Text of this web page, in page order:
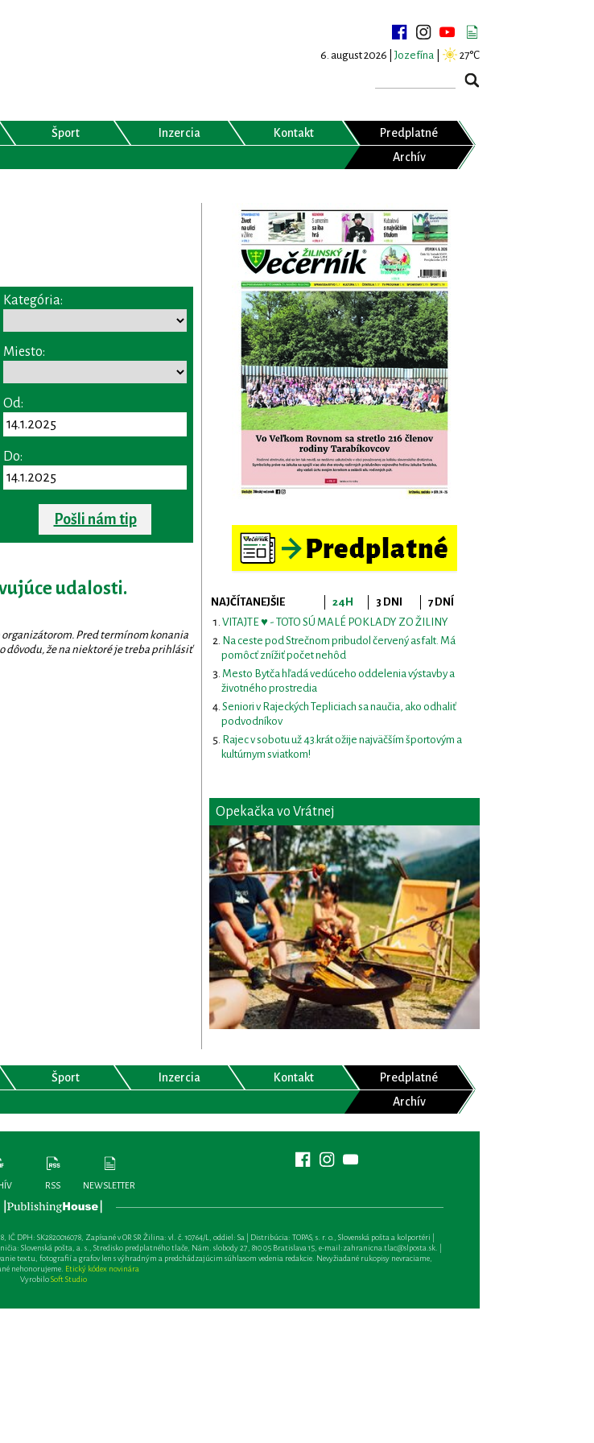
6. august 2026 | Jozefína 27°C
Šport Inzercia Kontakt
Predplatné
Archív
Kategória:
Miesto:
Od:
Do:
Pošli nám tip
udalosti.
Pred termínom konania
dôvodu, že na niektoré je treba prihlásiť
NAJČÍTANEJŠIE 24H 3 DNI
7 DNÍ
VITAJTE ♥ - TOTO SÚ MALÉ POKLADY ZO ŽILINY
Na ceste pod Strečnom pribudol červený asfalt. Má
pomôcť znížiť počet nehôd
Mesto Bytča hľadá vedúceho oddelenia výstavby a
životného prostredia
Seniori v Rajeckých Tepliciach sa naučia, ako odhaliť
podvodníkov
Rajec v sobotu už 43.krát ožije najväčším športovým a
kultúrnym sviatkom!
Opekačka vo Vrátnej
Šport Inzercia Kontakt
Predplatné
Archív
RSS NEWSLETTER
DPH: SK2820016078, Zapísané v OR SR Žilina: vl. č. 10764/L, oddiel: Sa | Distribúcia: TOPAS, s. r. o., Slovenská pošta a kolportéri |
Slovenská pošta, a. s., Stredisko predplatného tlače, Nám. slobody 27, 810 05 Bratislava 15, e-mail:zahranicna.tlac@slposta.sk. |
textu, fotografií a grafov len s výhradným a predchádzajúcim súhlasom vedenia redakcie. Nevyžiadané rukopisy nevraciame,
nehonorujeme. Etický kódex novinára
VyrobiloSoft Studio